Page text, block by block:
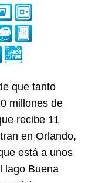
que tanto
millones de
recibe 11
en Orlando,
está a unos
lago Buena